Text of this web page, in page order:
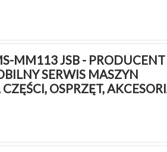
MM113 JSB - PRODUCENT
SERWIS MASZYN
OSPRZĘT,